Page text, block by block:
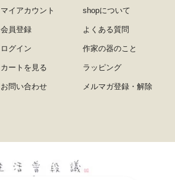
マイアカウント
会員登録
ログイン
カートを見る
お問い合わせ
shopについて
よくある質問
作家の器のこと
ラッピング
メルマガ登録・解除